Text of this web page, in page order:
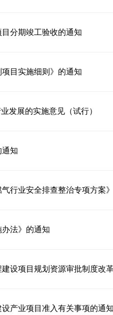
分期竣工验收的通知
目实施细则》的通知
发展的实施意见（试行）
知
行业安全排查整治专项方案
法》的通知
设项目规划资源审批制度改
产业项目准入有关事项的通知